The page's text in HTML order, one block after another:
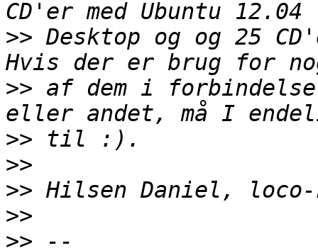
>> Desktop og og 25
>> af dem i forbindelse
>>
>>
>>
>>
>>